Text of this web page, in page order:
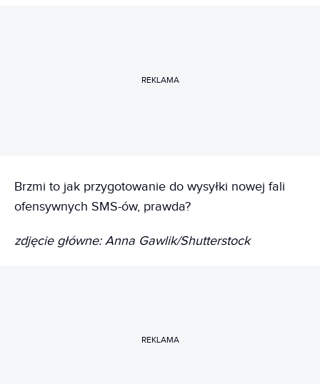
REKLAMA
Brzmi to jak przygotowanie do wysyłki nowej fali
ofensywnych SMS-ów, prawda?
zdjęcie główne: Anna Gawlik/Shutterstock
REKLAMA